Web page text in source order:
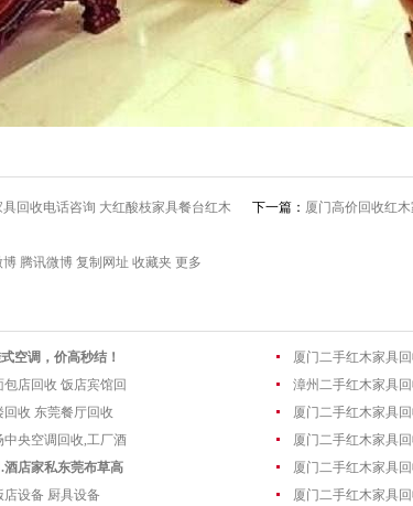
回收电话咨询 大红酸枝家具餐台红木
下一篇： 厦门高价回收红
博 腾讯微博 复制网址 收藏夹 更多
空调，价高秒结！
店回收 饭店宾馆回
收 东莞餐厅回收
央空调回收,工厂酒
店家私东莞布草高
设备 厨具设备
厦门二手红木家具
漳州二手红木家具
厦门二手红木家具
厦门二手红木家具
厦门二手红木家具
厦门二手红木家具